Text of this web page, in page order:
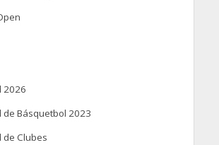
2026
de Básquetbol 2023
de Clubes